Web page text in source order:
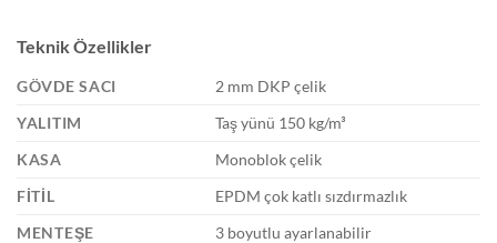
Teknik Özellikler
GÖVDE SACI
2 mm DKP çelik
YALITIM
Taş yünü 150 kg/m³
KASA
Monoblok çelik
FITIL
EPDM çok katlı sızdırmazlık
MENTEŞE
3 boyutlu ayarlanabilir